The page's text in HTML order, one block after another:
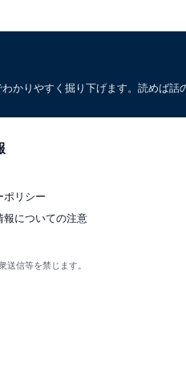
かりやすく掘り下げます。読めば
ポリシー
報についての注意
信等を禁じます。